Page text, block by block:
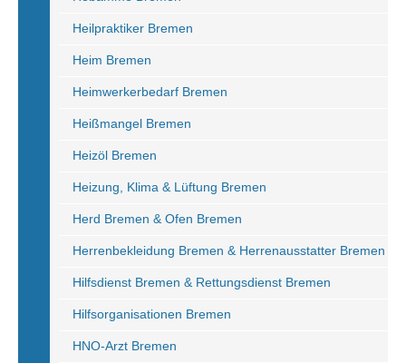
Heilpraktiker Bremen
Heim Bremen
Heimwerkerbedarf Bremen
Heißmangel Bremen
Heizöl Bremen
Heizung, Klima & Lüftung Bremen
Herd Bremen & Ofen Bremen
Herrenbekleidung Bremen & Herrenausstatter Bremen
Hilfsdienst Bremen & Rettungsdienst Bremen
Hilfsorganisationen Bremen
HNO-Arzt Bremen